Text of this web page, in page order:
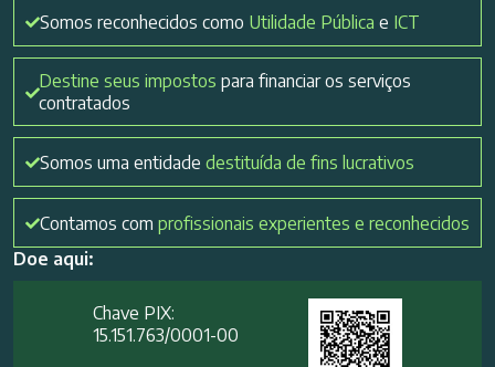
Somos reconhecidos como Utilidade Pública e ICT
Destine seus impostos para financiar os serviços
contratados
Somos uma entidade destituída de fins lucrativos
Contamos com profissionais experientes e reconhecidos
Doe aqui:
Chave PIX:
15.151.763/0001-00​